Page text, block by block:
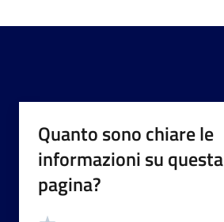
Quanto sono chiare le
informazioni su questa
pagina?
Valutazione